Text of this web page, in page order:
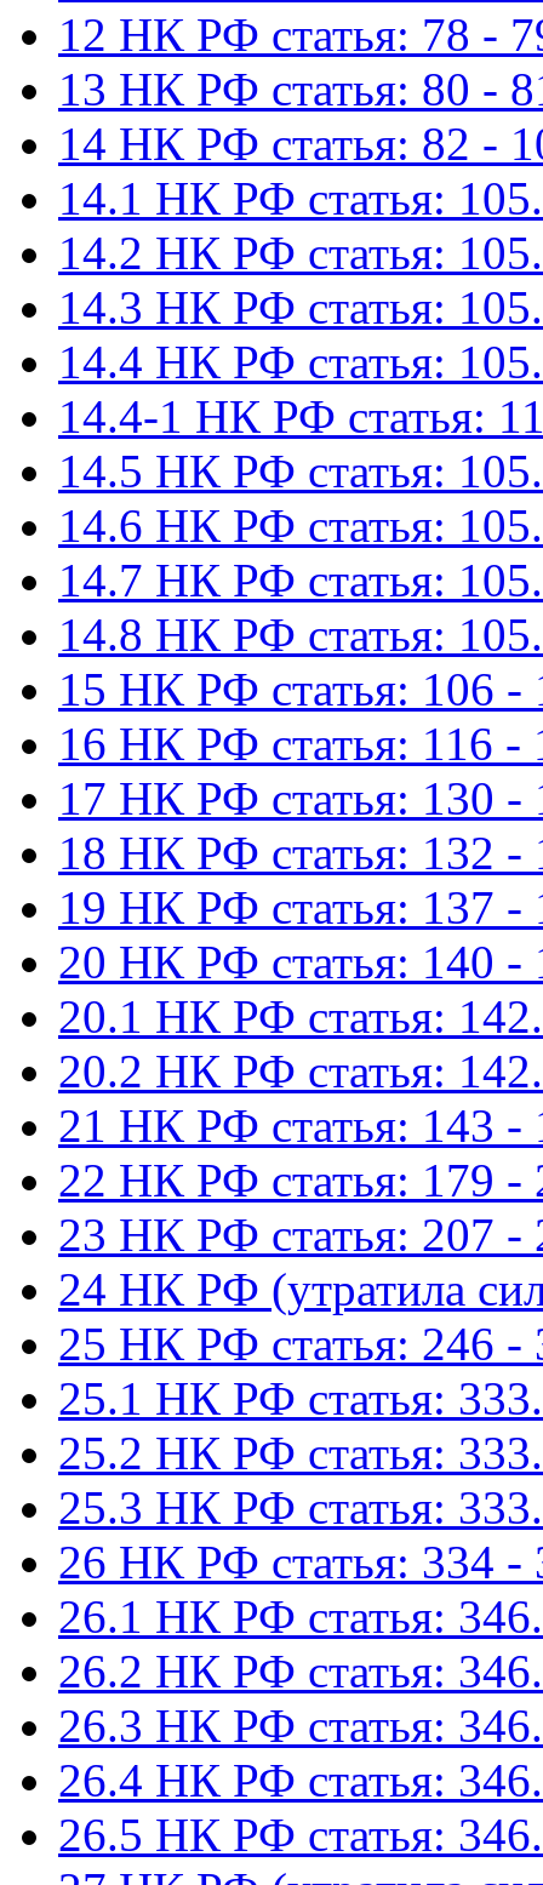
12 НК РФ статья: 78 -
13 НК РФ статья: 80 -
14 НК РФ статья: 82 -
14.1 НК РФ статья:
14.2 НК РФ статья:
14.3 НК РФ статья:
14.4 НК РФ статья:
14.4-1 НК РФ статья:
14.5 НК РФ статья:
14.6 НК РФ статья:
14.7 НК РФ статья:
14.8 НК РФ статья:
15 НК РФ статья: 106 -
16 НК РФ статья: 116 -
17 НК РФ статья: 130 -
18 НК РФ статья: 132 -
19 НК РФ статья: 137 -
20 НК РФ статья: 140 -
20.1 НК РФ статья:
20.2 НК РФ статья:
21 НК РФ статья: 143 -
22 НК РФ статья: 179 -
23 НК РФ статья: 207 -
24 НК РФ (утратила
25 НК РФ статья: 246 -
25.1 НК РФ статья:
25.2 НК РФ статья:
25.3 НК РФ статья:
26 НК РФ статья: 334 -
26.1 НК РФ статья:
26.2 НК РФ статья:
26.3 НК РФ статья:
26.4 НК РФ статья:
26.5 НК РФ статья: